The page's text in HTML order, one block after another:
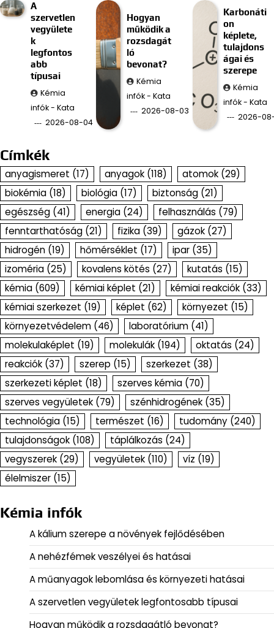
A
szervetlen
vegyülete
k
legfontos
abb
típusai
Kémia
infók - Kata
2026-08-04
Hogyan
működik a
rozsdagát
ló
bevonat?
Kémia
infók - Kata
2026-08-03
Karbonáti
on
képlete,
tulajdons
ágai és
szerepe
Kémia
infók - Kata
2026-
Címkék
anyagismeret (17) anyagok (118) atomok (29)
biokémia (18) biológia (17) biztonság (21)
egészség (41) energia (24) felhasználás (79)
fenntarthatóság (21) fizika (39) gázok (27)
hidrogén (19) hőmérséklet (17) ipar (35)
izoméria (25) kovalens kötés (27) kutatás (15)
kémia (609) kémiai képlet (21) kémiai reakciók (33)
kémiai szerkezet (19) képlet (62) környezet (15)
környezetvédelem (46) laboratórium (41)
molekulaképlet (19) molekulák (194) oktatás (24)
reakciók (37) szerep (15) szerkezet (38)
szerkezeti képlet (18) szerves kémia (70)
szerves vegyületek (79) szénhidrogének (35)
technológia (15) természet (16) tudomány (240)
tulajdonságok (108) táplálkozás (24)
vegyszerek (29) vegyületek (110) víz (19)
élelmiszer (15)
Kémia infók
A kálium szerepe a növények fejlődésében
A nehézfémek veszélyei és hatásai
A műanyagok lebomlása és környezeti hatásai
A szervetlen vegyületek legfontosabb típusai
Hogyan működik a rozsdagátló bevonat?